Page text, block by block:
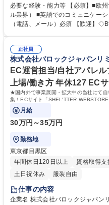
外展示会管理業務を通じてブランド拡大に貢献！
「ENFOLD/nagonstance」の欧州
任せいたします。※海外出張あり
験者歓迎★英語/プライム上場
必要な経験・能力等 【必須】■欧
ル業界） ■英語でのコミュニケー
（電話、メール）必須 【歓迎】◇BtoBの海外卸売ビジネス経験3年以上 ◇
外に163店舗、計17ブランド（
場/グローバルSPA。安定した経営
略等も積極的に進め、更なる拡大を目指して
大学院 大学 高専 短大 専修学校 高
正社員
株式会社バロックジャパンリ
EC運営担当/自社アパレ
上場/働き方 年休127 EC
★国内外で事業展開・拡大中の当社にて
集！ECサイト「SHEL'TTER
式通販サイト)の運営・ディレクションを
月給
30万円～35万円
勤務地
東京都目黒区
年間休日120日以上
資格取得支
土日祝休み
服装自由
仕事の内容
企業名 株式会社バロックジャパンリミテッド 求人名